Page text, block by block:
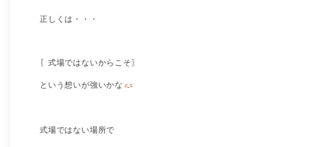
正しくは・・・
〖式場ではないからこそ〗
という想いが強いかな
式場ではない場所で